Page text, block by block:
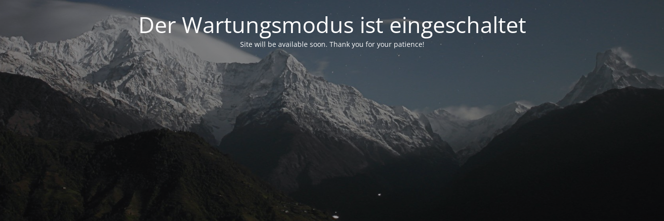
Der Wartungsmodus ist eingeschaltet
Site will be available soon. Thank you for your patience!